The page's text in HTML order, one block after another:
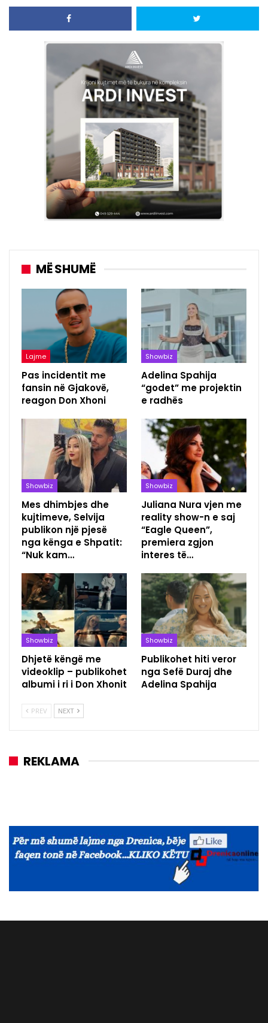
MË SHUMË
Lajme
Pas incidentit me
fansin në Gjakovë,
reagon Don Xhoni
Showbiz
Adelina Spahija
“godet” me projektin
e radhës
Showbiz
Mes dhimbjes dhe
kujtimeve, Selvija
publikon një pjesë
nga kënga e Shpatit:
“Nuk kam…
Showbiz
Juliana Nura vjen me
reality show-n e saj
“Eagle Queen”,
premiera zgjon
interes të…
Showbiz
Dhjetë këngë me
videoklip – publikohet
albumi i ri i Don Xhonit
Showbiz
Publikohet hiti veror
nga Sefë Duraj dhe
Adelina Spahija
PREV NEXT
REKLAMA